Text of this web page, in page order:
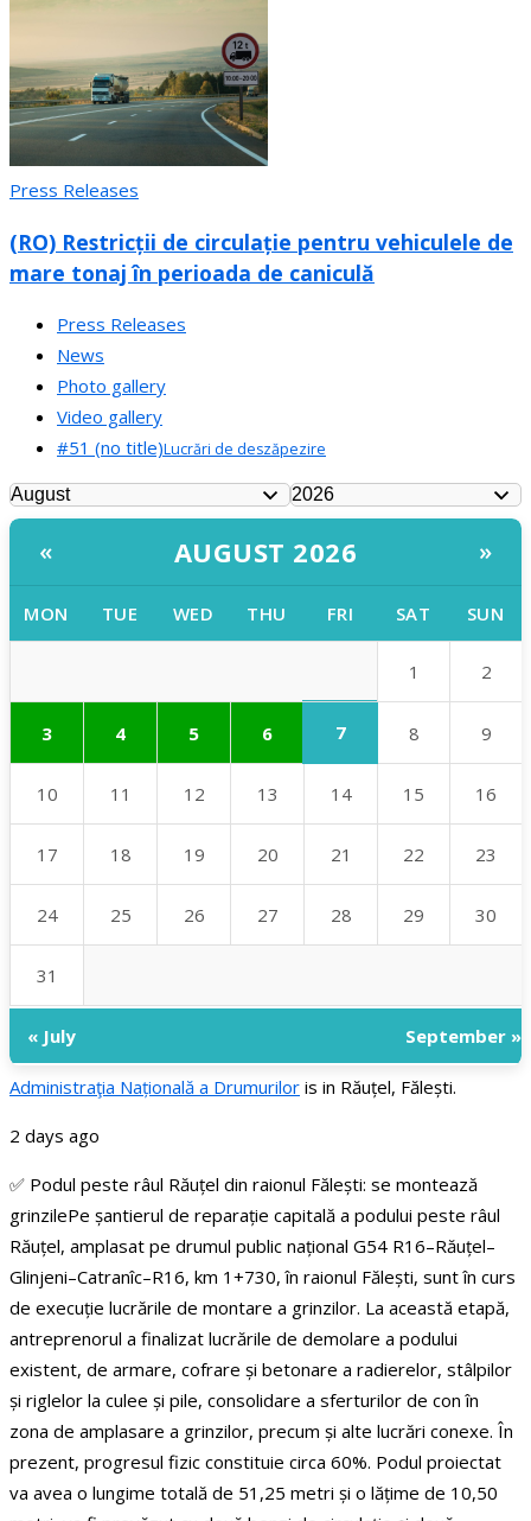
Press Releases
(RO) Restricții de circulație pentru vehiculele de
mare tonaj în perioada de caniculă
Press Releases
News
Photo gallery
Video gallery
#51 (no title)Lucrări de deszăpezire
« AUGUST 2026 »
MON TUE WED THU FRI SAT SUN
1 2
3 4 5 6 7 8 9
10 11 12 13 14 15 16
17 18 19 20 21 22 23
24 25 26 27 28 29 30
31
« July September »
Administraţia Națională a Drumurilor is in Răuțel, Fălești.
2 days ago
✅ Podul peste râul Răuțel din raionul Fălești: se montează
grinzilePe șantierul de reparație capitală a podului peste râul
Răuțel, amplasat pe drumul public național G54 R16–Răuțel–
Glinjeni–Catranîc–R16, km 1+730, în raionul Fălești, sunt în curs
de execuție lucrările de montare a grinzilor. La această etapă,
antreprenorul a finalizat lucrările de demolare a podului
existent, de armare, cofrare și betonare a radierelor, stâlpilor
și riglelor la culee și pile, consolidare a sferturilor de con în
zona de amplasare a grinzilor, precum și alte lucrări conexe. În
prezent, progresul fizic constituie circa 60%. Podul proiectat
va avea o lungime totală de 51,25 metri și o lățime de 10,50